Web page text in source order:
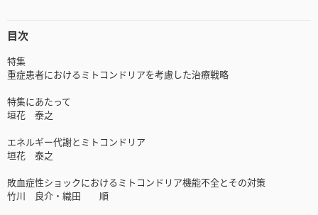
目次
特集
重症患者におけるミトコンドリアを考慮した治療戦略
特集にあたって
垣花 泰之
エネルギー代謝とミトコンドリア
垣花 泰之
敗血症性ショックにおけるミトコンドリア機能不全とその対策
竹川 良介・織田 順